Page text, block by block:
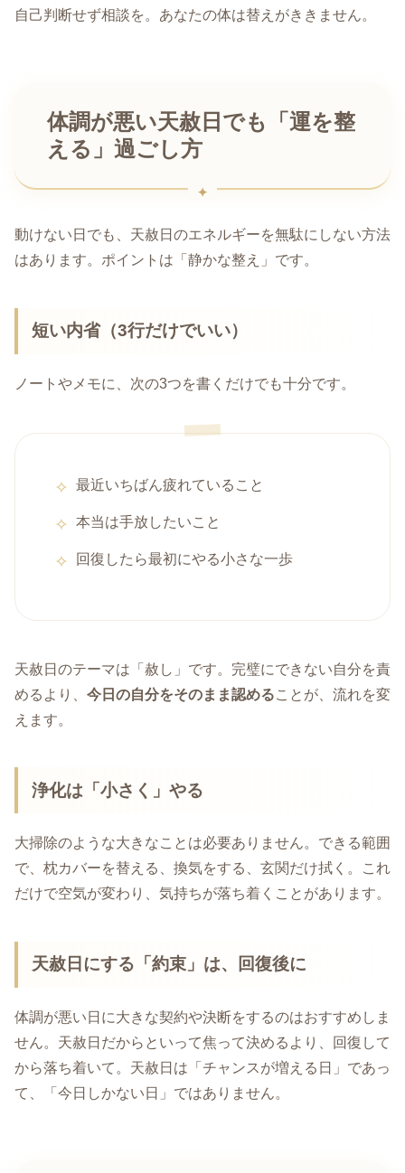
自己判断せず相談を。あなたの体は替えがききません。
体調が悪い天赦日でも「運を整
える」過ごし方
動けない日でも、天赦日のエネルギーを無駄にしない方法
はあります。ポイントは「静かな整え」です。
短い内省（3行だけでいい）
ノートやメモに、次の3つを書くだけでも十分です。
最近いちばん疲れていること
本当は手放したいこと
回復したら最初にやる小さな一歩
天赦日のテーマは「赦し」です。完璧にできない自分を責
めるより、 今日の自分をそのまま認めることが、流れを変
えます。
浄化は「小さく」やる
大掃除のような大きなことは必要ありません。できる範囲
で、枕カバーを替える、換気をする、玄関だけ拭く。これ
だけで空気が変わり、気持ちが落ち着くことがあります。
天赦日にする「約束」は、回復後に
体調が悪い日に大きな契約や決断をするのはおすすめしま
せん。天赦日だからといって焦って決めるより、回復して
から落ち着いて。天赦日は「チャンスが増える日」であっ
て、「今日しかない日」ではありません。